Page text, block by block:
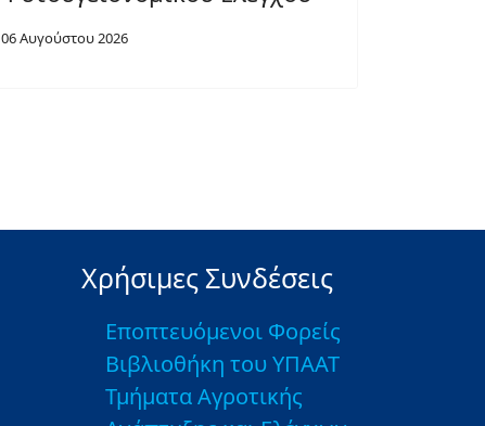
06 Αυγούστου 2026
Χρήσιμες Συνδέσεις
Εποπτευόμενοι Φορείς
Βιβλιοθήκη του ΥΠΑΑΤ
Τμήματα Αγροτικής